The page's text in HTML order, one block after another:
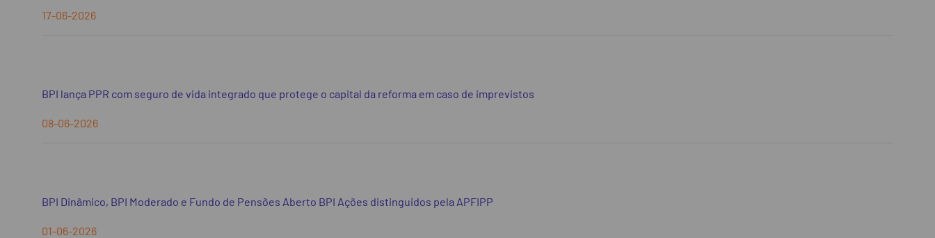
17-06-2026
BPI lança PPR com seguro de vida integrado que protege o capital da reforma em caso de imprevistos
08-06-2026
BPI Dinâmico, BPI Moderado e Fundo de Pensões Aberto BPI Ações distinguidos pela APFIPP
01-06-2026